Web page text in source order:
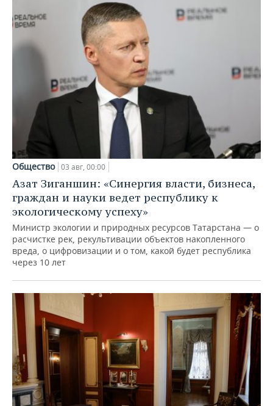
Общество 03 авг, 00:00
Азат Зиганшин: «Синергия власти, бизнеса,
граждан и науки ведет республику к
экологическому успеху»
Министр экологии и природных ресурсов Татарстана — о
расчистке рек, рекультивации объектов накопленного
вреда, о цифровизации и о том, какой будет республика
через 10 лет